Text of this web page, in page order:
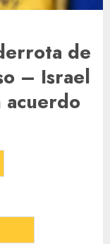
de
– Israel
acuerdo